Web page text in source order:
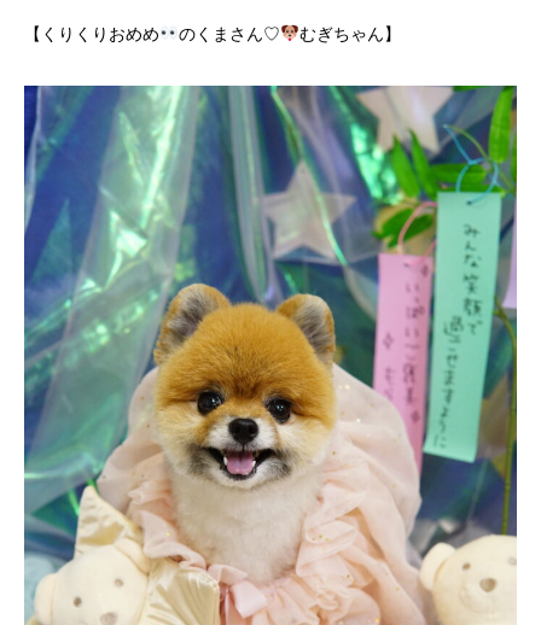
【くりくりおめめ のくまさん♡ むぎちゃん】